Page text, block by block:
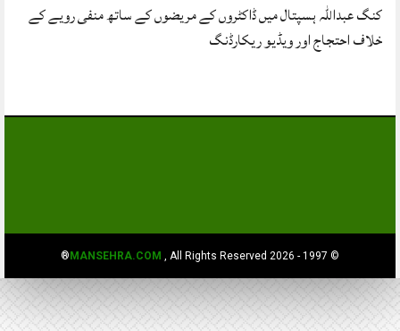
کنگ عبداللہ ہسپتال میں ڈاکٹروں کے مریضوں کے ساتھ منفی رویے کے
خلاف احتجاج اور ویڈیو ریکارڈنگ
© 1997 - 2026
MANSEHRA.COM , All Rights Reserved®